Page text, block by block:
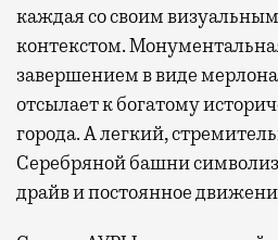
каждая со своим
контекстом.
завершением в виде
отсылает к богатому
города. А легкий,
Серебряной башни
драйв и постоянное